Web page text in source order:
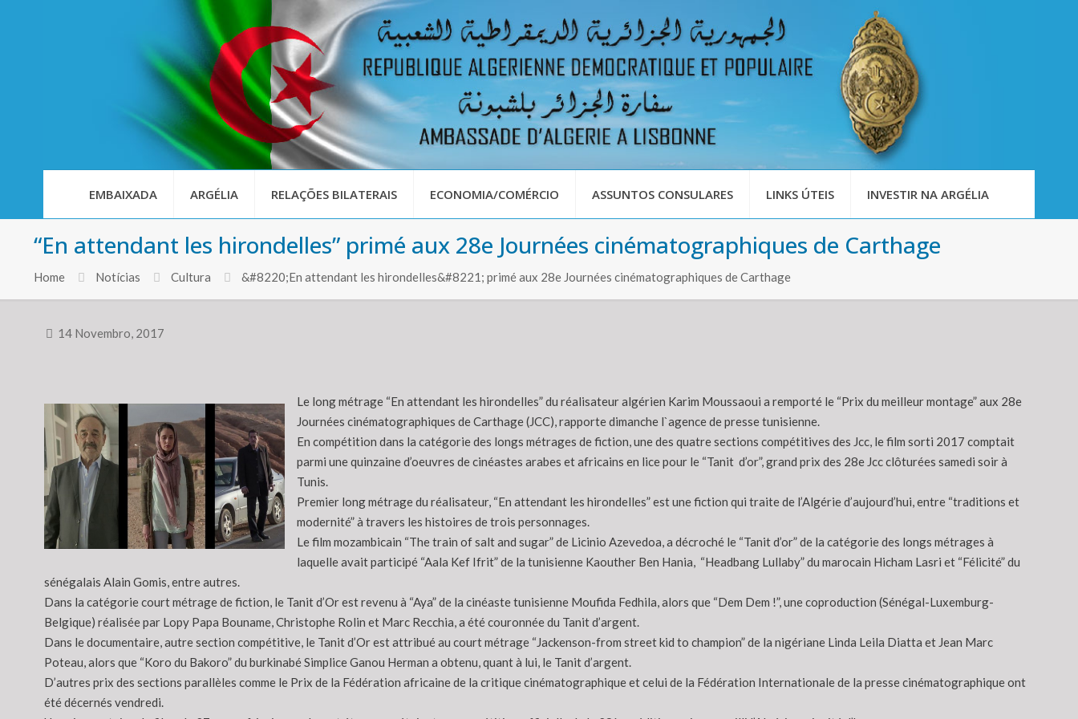
EMBAIXADA ARGÉLIA RELAÇÕES BILATERAIS ECONOMIA/COMÉRCIO ASSUNTOS CONSULARES LINKS ÚTEIS INVESTIR NA ARGÉLIA
“En attendant les hirondelles” primé aux 28e Journées cinématographiques de Carthage
Home Notícias Cultura &#8220;En attendant les hirondelles&#8221; primé aux 28e Journées cinématographiques de Carthage
14 Novembro, 2017
Le long métrage “En attendant les hirondelles” du réalisateur algérien Karim Moussaoui a remporté le “Prix du meilleur montage” aux 28e
Journées cinématographiques de Carthage (JCC), rapporte dimanche l`agence de presse tunisienne.
En compétition dans la catégorie des longs métrages de fiction, une des quatre sections compétitives des Jcc, le film sorti 2017 comptait
parmi une quinzaine d’oeuvres de cinéastes arabes et africains en lice pour le “Tanit d’or”, grand prix des 28e Jcc clôturées samedi soir à
Tunis.
Premier long métrage du réalisateur, “En attendant les hirondelles” est une fiction qui traite de l’Algérie d’aujourd’hui, entre “traditions et
modernité” à travers les histoires de trois personnages.
Le film mozambicain “The train of salt and sugar” de Licinio Azevedoa, a décroché le “Tanit d’or” de la catégorie des longs métrages à
laquelle avait participé “Aala Kef Ifrit” de la tunisienne Kaouther Ben Hania, “Headbang Lullaby” du marocain Hicham Lasri et “Félicité” du
sénégalais Alain Gomis, entre autres.
Dans la catégorie court métrage de fiction, le Tanit d’Or est revenu à “Aya” de la cinéaste tunisienne Moufida Fedhila, alors que “Dem Dem !”, une coproduction (Sénégal-Luxemburg-
Belgique) réalisée par Lopy Papa Bouname, Christophe Rolin et Marc Recchia, a été couronnée du Tanit d’argent.
Dans le documentaire, autre section compétitive, le Tanit d’Or est attribué au court métrage “Jackenson-from street kid to champion” de la nigériane Linda Leila Diatta et Jean Marc
Poteau, alors que “Koro du Bakoro” du burkinabé Simplice Ganou Herman a obtenu, quant à lui, le Tanit d’argent.
D’autres prix des sections parallèles comme le Prix de la Fédération africaine de la critique cinématographique et celui de la Fédération Internationale de la presse cinématographique ont
été décernés vendredi.